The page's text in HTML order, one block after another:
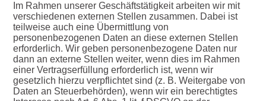
Im Rahmen unserer Geschäftstätigkeit arbeiten wir mit
verschiedenen externen Stellen zusammen. Dabei ist
teilweise auch eine Übermittlung von
personenbezogenen Daten an diese externen Stellen
erforderlich. Wir geben personenbezogene Daten nur
dann an externe Stellen weiter, wenn dies im Rahmen
einer Vertragserfüllung erforderlich ist, wenn wir
gesetzlich hierzu verpflichtet sind (z. B. Weitergabe von
Daten an Steuerbehörden), wenn wir ein berechtigtes